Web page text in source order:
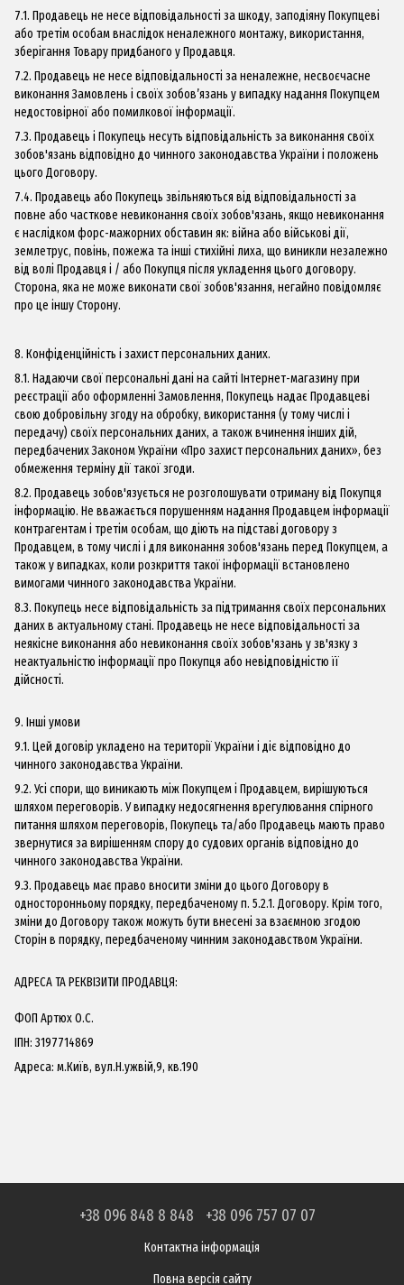
7.1. Продавець не несе відповідальності за шкоду, заподіяну Покупцеві
або третім особам внаслідок неналежного монтажу, використання,
зберігання Товару придбаного у Продавця.
7.2. Продавець не несе відповідальності за неналежне, несвоєчасне
виконання Замовлень і своїх зобов’язань у випадку надання Покупцем
недостовірної або помилкової інформації.
7.3. Продавець і Покупець несуть відповідальність за виконання своїх
зобов'язань відповідно до чинного законодавства України і положень
цього Договору.
7.4. Продавець або Покупець звільняються від відповідальності за
повне або часткове невиконання своїх зобов'язань, якщо невиконання
є наслідком форс-мажорних обставин як: війна або військові дії,
землетрус, повінь, пожежа та інші стихійні лиха, що виникли незалежно
від волі Продавця і / або Покупця після укладення цього договору.
Сторона, яка не може виконати свої зобов'язання, негайно повідомляє
про це іншу Сторону.
8. Конфіденційність і захист персональних даних.
8.1. Надаючи свої персональні дані на сайті Інтернет-магазину при
реєстрації або оформленні Замовлення, Покупець надає Продавцеві
свою добровільну згоду на обробку, використання (у тому числі і
передачу) своїх персональних даних, а також вчинення інших дій,
передбачених Законом України «Про захист персональних даних», без
обмеження терміну дії такої згоди.
8.2. Продавець зобов'язується не розголошувати отриману від Покупця
інформацію. Не вважається порушенням надання Продавцем інформації
контрагентам і третім особам, що діють на підставі договору з
Продавцем, в тому числі і для виконання зобов'язань перед Покупцем, а
також у випадках, коли розкриття такої інформації встановлено
вимогами чинного законодавства України.
8.3. Покупець несе відповідальність за підтримання своїх персональних
даних в актуальному стані. Продавець не несе відповідальності за
неякісне виконання або невиконання своїх зобов'язань у зв'язку з
неактуальністю інформації про Покупця або невідповідністю її
дійсності.
9. Інші умови
9.1. Цей договір укладено на території України і діє відповідно до
чинного законодавства України.
9.2. Усі спори, що виникають між Покупцем і Продавцем, вирішуються
шляхом переговорів. У випадку недосягнення врегулювання спірного
питання шляхом переговорів, Покупець та/або Продавець мають право
звернутися за вирішенням спору до судових органів відповідно до
чинного законодавства України.
9.3. Продавець має право вносити зміни до цього Договору в
односторонньому порядку, передбаченому п. 5.2.1. Договору. Крім того,
зміни до Договору також можуть бути внесені за взаємною згодою
Сторін в порядку, передбаченому чинним законодавством України.
АДРЕСА ТА РЕКВІЗИТИ ПРОДАВЦЯ:
ФОП Артюх О.С.
ІПН: 3197714869
Адреса: м.Київ, вул.Н.ужвій,9, кв.190
+38 096 848 8 848 +38 096 757 07 07
Контактна інформація
Повна версія сайту